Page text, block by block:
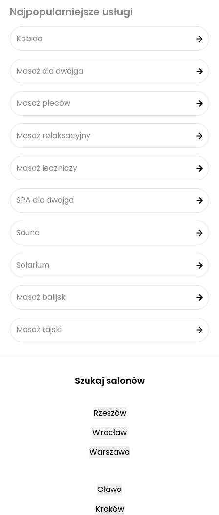
Najpopularniejsze usługi
Kobido
Masaż dla dwojga
Masaż pleców
Masaż relaksacyjny
Masaż leczniczy
SPA dla dwojga
Sauna
Solarium
Masaż balijski
Masaż tajski
Szukaj salonów
Rzeszów
Wrocław
Warszawa
Oława
Kraków